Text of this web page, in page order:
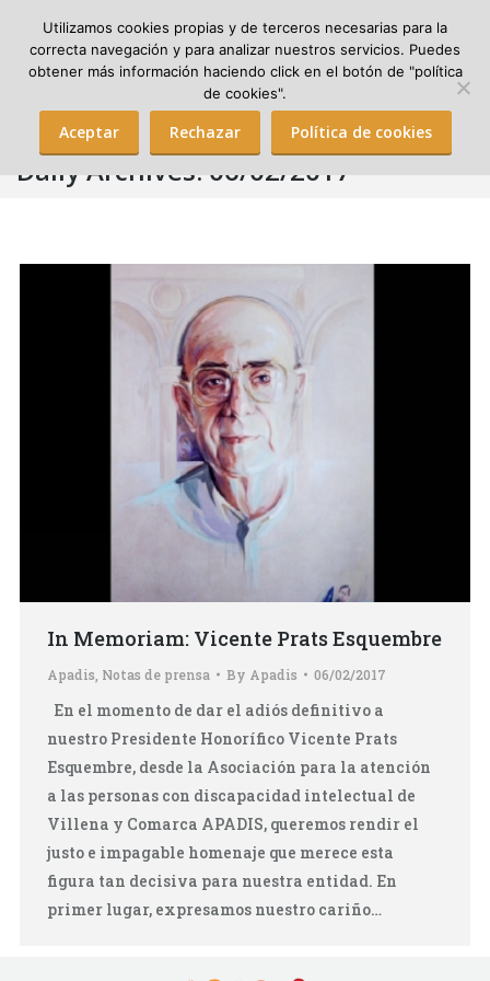
Search:
Daily Archives: 06/02/2017
In Memoriam: Vicente Prats Esquembre
Apadis Notas de prensa By Apadis 06/02/2017
En el momento de dar el adiós definitivo a
nuestro Presidente Honorífico Vicente Prats
Esquembre, desde la Asociación para la atención
a las personas con discapacidad intelectual de
Villena y Comarca APADIS, queremos rendir el
justo e impagable homenaje que merece esta
figura tan decisiva para nuestra entidad. En
primer lugar, expresamos nuestro cariño…
Utilizamos cookies propias y de terceros necesarias para la
correcta navegación y para analizar nuestros servicios. Puedes
obtener más información haciendo click en el botón de "política
de cookies".
Aceptar Rechazar Política de cookies